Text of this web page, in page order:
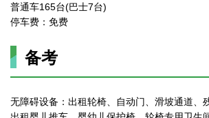
普通车165台(巴士7台)
停车费：免费
备考
无障碍设备：出租轮椅、自动门、滑坡通道、